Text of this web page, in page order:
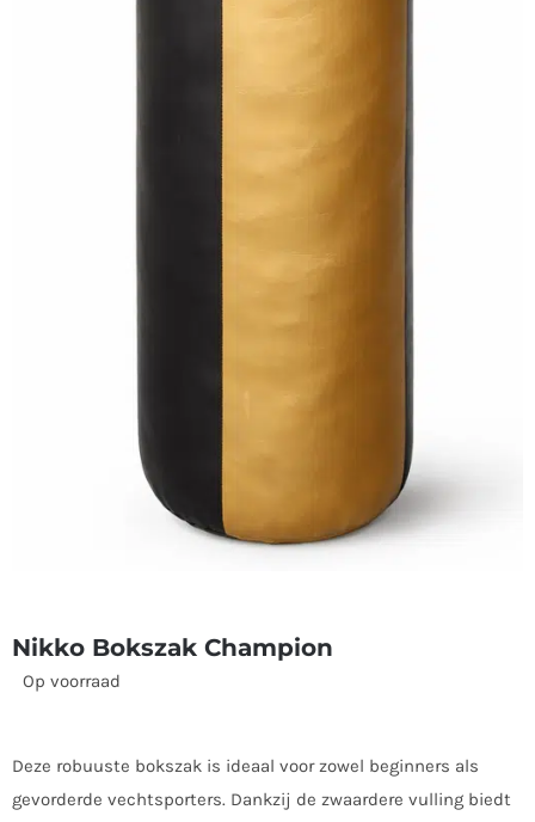
Nikko Bokszak Champion
Op voorraad
Deze robuuste bokszak is ideaal voor zowel beginners als
gevorderde vechtsporters. Dankzij de zwaardere vulling biedt